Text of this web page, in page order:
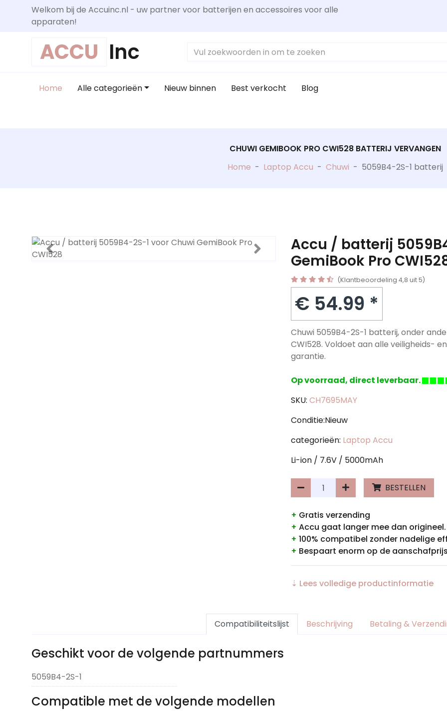
Welkom bij de Accuinc.nl - uw partner voor batterijen en accessoires voor alle
apparaten!
ACCU Inc
Home Alle categorieën Nieuw binnen Best verkocht Blog
CHUWI GEMIBOOK PRO CWI528 BATTERIJ VERVANGEN
Home - Laptop Accu - Chuwi - 5059B4-2S-1 batterij
Accu / batterij
GemiBook Pro
(Klantbeoordeling 4,8 uit 5)
€ 54.99 *
Chuwi 5059B4-2S-1 batterij, onder
CWI528. Voldoet aan alle veiligheids-
garantie.
Op voorraad, direct leverbaar.
SKU: CH7695MAY
Conditie:Nieuw
categorieën: Laptop Accu
Li-ion / 7.6V / 5000mAh
BESTELLEN
+ Gratis verzending
+ Accu gaat langer mee dan origineel.
+ 100% compatibel zonder nadelige
+ Bespaart enorm op de
⇣ Lees volledige productinformatie
Compatibiliteitslijst Beschrijving Betaling &
Geschikt voor de volgende partnummers
5059B4-2S-1
Compatible met de volgende modellen